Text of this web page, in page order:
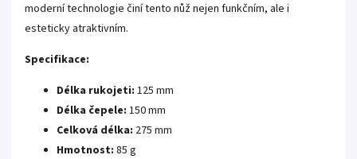
moderní technologie činí tento nůž nejen funkčním, ale i
esteticky atraktivním.
Specifikace:
Délka rukojeti: 125 mm
Délka čepele: 150 mm
Celková délka: 275 mm
Hmotnost: 85 g